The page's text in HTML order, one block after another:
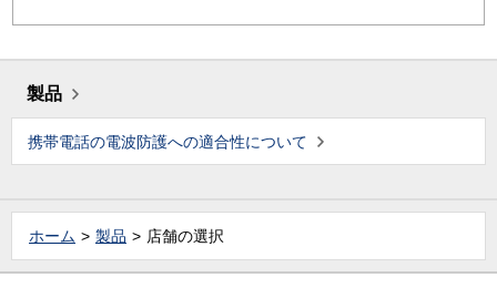
製品
携帯電話の電波防護への適合性について
ホーム 製品 店舗の選択